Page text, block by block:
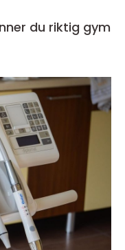
du riktig gym